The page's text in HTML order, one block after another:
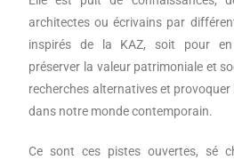
architectes ou écrivains par
inspirés de la KAZ, soit pour
préserver la valeur patrimoniale et
recherches alternatives et provoquer
dans notre monde contemporain.
Ce sont ces pistes ouvertes, sé